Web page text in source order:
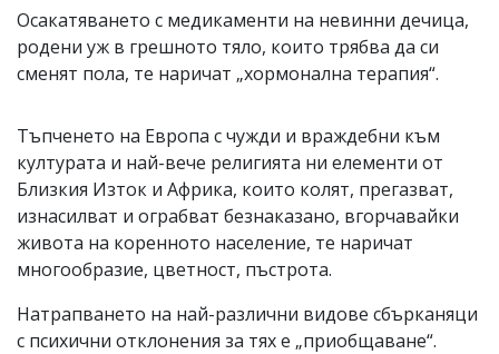
Осакатяването с медикаменти на невинни дечица,
родени уж в грешното тяло, които трябва да си
сменят пола, те наричат „хормонална терапия“.
Тъпченето на Европа с чужди и враждебни към
културата и най-вече религията ни елементи от
Близкия Изток и Африка, които колят, прегазват,
изнасилват и ограбват безнаказано, вгорчавайки
живота на коренното население, те наричат
многообразие, цветност, пъстрота.
Натрапването на най-различни видове сбърканяци
с психични отклонения за тях е „приобщаване“.